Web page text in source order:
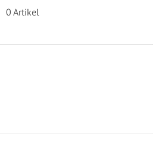
0 Artikel